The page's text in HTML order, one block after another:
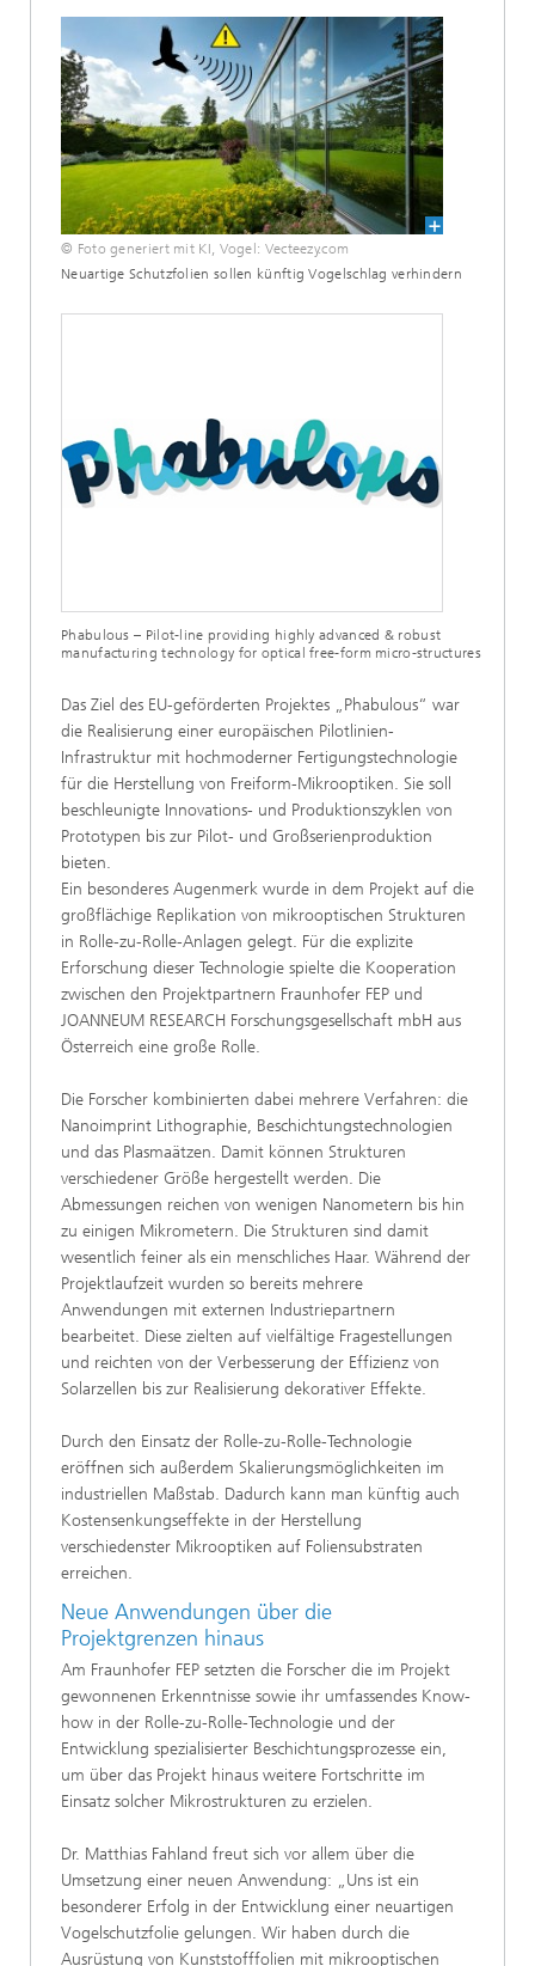
© Foto generiert mit KI, Vogel: Vecteezy.com
Neuartige Schutzfolien sollen künftig Vogelschlag verhindern
Phabulous – Pilot-line providing highly advanced & robust
manufacturing technology for optical free-form micro-structures
Das Ziel des EU-geförderten Projektes „Phabulous“ war
die Realisierung einer europäischen Pilotlinien-
Infrastruktur mit hochmoderner Fertigungstechnologie
für die Herstellung von Freiform-Mikrooptiken. Sie soll
beschleunigte Innovations- und Produktionszyklen von
Prototypen bis zur Pilot- und Großserienproduktion
bieten.
Ein besonderes Augenmerk wurde in dem Projekt auf die
großflächige Replikation von mikrooptischen Strukturen
in Rolle-zu-Rolle-Anlagen gelegt. Für die explizite
Erforschung dieser Technologie spielte die Kooperation
zwischen den Projektpartnern Fraunhofer FEP und
JOANNEUM RESEARCH Forschungsgesellschaft mbH aus
Österreich eine große Rolle.
Die Forscher kombinierten dabei mehrere Verfahren: die
Nanoimprint Lithographie, Beschichtungstechnologien
und das Plasmaätzen. Damit können Strukturen
verschiedener Größe hergestellt werden. Die
Abmessungen reichen von wenigen Nanometern bis hin
zu einigen Mikrometern. Die Strukturen sind damit
wesentlich feiner als ein menschliches Haar. Während der
Projektlaufzeit wurden so bereits mehrere
Anwendungen mit externen Industriepartnern
bearbeitet. Diese zielten auf vielfältige Fragestellungen
und reichten von der Verbesserung der Effizienz von
Solarzellen bis zur Realisierung dekorativer Effekte.
Durch den Einsatz der Rolle-zu-Rolle-Technologie
eröffnen sich außerdem Skalierungsmöglichkeiten im
industriellen Maßstab. Dadurch kann man künftig auch
Kostensenkungseffekte in der Herstellung
verschiedenster Mikrooptiken auf Foliensubstraten
erreichen.
Neue Anwendungen über die
Projektgrenzen hinaus
Am Fraunhofer FEP setzten die Forscher die im Projekt
gewonnenen Erkenntnisse sowie ihr umfassendes Know-
how in der Rolle-zu-Rolle-Technologie und der
Entwicklung spezialisierter Beschichtungsprozesse ein,
um über das Projekt hinaus weitere Fortschritte im
Einsatz solcher Mikrostrukturen zu erzielen.
Dr. Matthias Fahland freut sich vor allem über die
Umsetzung einer neuen Anwendung: „Uns ist ein
besonderer Erfolg in der Entwicklung einer neuartigen
Vogelschutzfolie gelungen. Wir haben durch die
Ausrüstung von Kunststofffolien mit mikrooptischen